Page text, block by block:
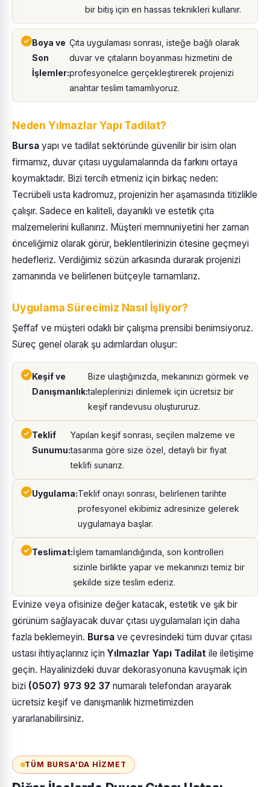
bir bitiş için en hassas teknikleri kullanır.
Boya ve
Son
İşlemler:
Çıta uygulaması sonrası, isteğe bağlı olarak
duvar ve çıtaların boyanması hizmetini de
profesyonelce gerçekleştirerek projenizi
anahtar teslim tamamlıyoruz.
Neden Yılmazlar Yapı Tadilat?
Bursa yapı ve tadilat sektöründe güvenilir bir isim olan
firmamız, duvar çıtası uygulamalarında da farkını ortaya
koymaktadır. Bizi tercih etmeniz için birkaç neden:
Tecrübeli usta kadromuz, projenizin her aşamasında titizlikle
çalışır. Sadece en kaliteli, dayanıklı ve estetik çıta
malzemelerini kullanırız. Müşteri memnuniyetini her zaman
önceliğimiz olarak görür, beklentilerinizin ötesine geçmeyi
hedefleriz. Verdiğimiz sözün arkasında durarak projenizi
zamanında ve belirlenen bütçeyle tamamlarız.
Uygulama Sürecimiz Nasıl İşliyor?
Şeffaf ve müşteri odaklı bir çalışma prensibi benimsiyoruz.
Süreç genel olarak şu adımlardan oluşur:
Keşif ve
Danışmanlık:
Bize ulaştığınızda, mekanınızı görmek ve
taleplerinizi dinlemek için ücretsiz bir
keşif randevusu oluştururuz.
Teklif
Sunumu:
Yapılan keşif sonrası, seçilen malzeme ve
tasarıma göre size özel, detaylı bir fiyat
teklifi sunarız.
Uygulama:Teklif onayı sonrası, belirlenen tarihte
profesyonel ekibimiz adresinize gelerek
uygulamaya başlar.
Teslimat:İşlem tamamlandığında, son kontrolleri
sizinle birlikte yapar ve mekanınızı temiz bir
şekilde size teslim ederiz.
Evinize veya ofisinize değer katacak, estetik ve şık bir
görünüm sağlayacak duvar çıtası uygulamaları için daha
fazla beklemeyin. Bursa ve çevresindeki tüm duvar çıtası
ustası ihtiyaçlarınız için Yılmazlar Yapı Tadilat ile iletişime
geçin. Hayalinizdeki duvar dekorasyonuna kavuşmak için
bizi (0507) 973 92 37 numaralı telefondan arayarak
ücretsiz keşif ve danışmanlık hizmetimizden
yararlanabilirsiniz.
TÜM BURSA'DA HIZMET